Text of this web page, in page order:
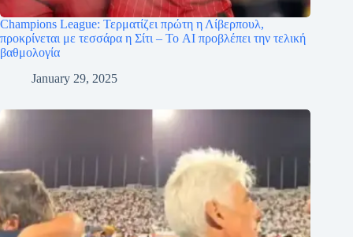
Champions League: Τερματίζει πρώτη η Λίβερπουλ,
προκρίνεται με τεσσάρα η Σίτι – Το AI προβλέπει την τελική
βαθμολογία
January 29, 2025